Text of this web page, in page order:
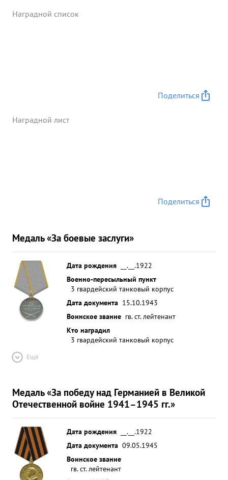
Наградной список
Поделиться
Наградной лист
Поделиться
Медаль «За боевые заслуги»
Дата рождения
__.__.1922
Военно-пересыльный пункт
3 гвардейский танковый корпус
Дата документа 15.10.1943
Воинское звание гв. ст. лейтенант
Кто наградил
3 гвардейский танковый корпус
Ещё
Медаль «За победу над Германией в Великой
Отечественной войне 1941–1945 гг.»
Дата рождения
__.__.1922
Дата документа 09.05.1945
Воинское звание
гв. ст. лейтенант